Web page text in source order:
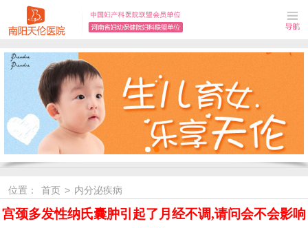
位置： 首页 > 内分泌疾病
宫颈多发性纳氏囊肿引起了月经不调,请问会不会影响